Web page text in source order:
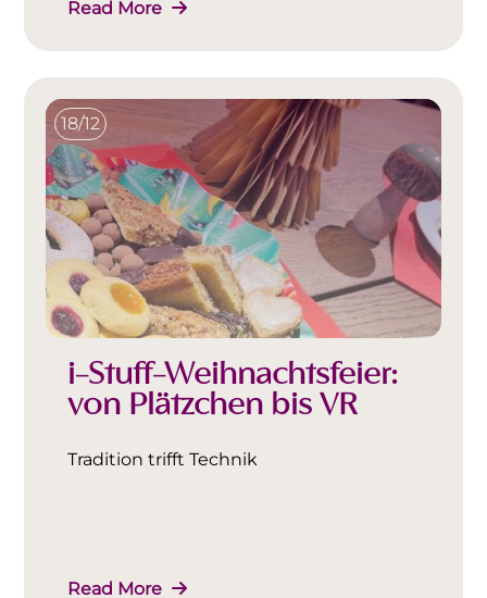
Read More
18/12
i-Stuff-Weihnachtsfeier:
von Plätzchen bis VR
Tradition trifft Technik
Read More